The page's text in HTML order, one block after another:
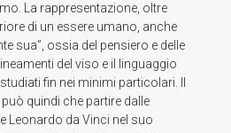
La rappresentazione, oltre
di un essere umano, anche
sua”, ossia del pensiero e delle
del viso e il linguaggio
fin nei minimi particolari. Il
quindi che partire dalle
Leonardo da Vinci nel suo